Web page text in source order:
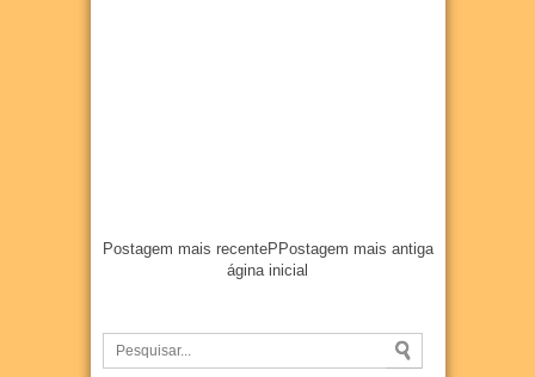
Postagem mais recente Postagem mais antiga
P
ágina inicial